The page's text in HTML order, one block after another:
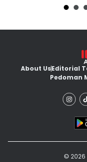
About UsEditorial
Pedoman
© 2026